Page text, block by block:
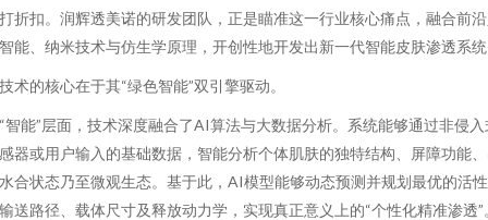
折扣。润辉透美诺的研发团队，正是瞄准这一行业核心痛点，融合前
能、纳米技术与仿生学原理，开创性地开发出新一代智能皮肤渗透系
术的核心在于其“绿色智能”双引擎驱动。
智能”层面，技术深度融合了AI算法与大数据分析。系统能够通过非侵入
器或用户输入的基础数据，智能分析个体肌肤的独特结构、屏障功能
合状态乃至微观生态。基于此，AI模型能够动态预测并规划最优的活
送路径、载体尺寸及释放动力学，实现真正意义上的“个性化精准渗透”